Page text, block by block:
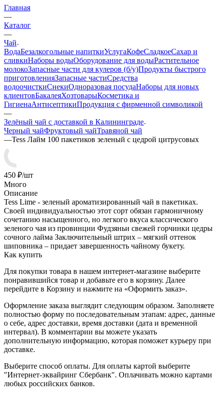
Главная
—
Каталог
—
Чай
ВодаБезалкогольные напиткиУслугаКофеСладкоеСахар и
сливкиНаборы водыОборудование для водыРастительное
молокоЗапасные части для кулеров (б/у)Продукты быстрого
приготовленияЗапасные частиСредства
водоочисткиСнекиОдноразовая посудаНаборы для новых
клиентовБакалеяХозтоварыКосметика и
ГигиенаАнтисептикиПродукция с фирменной символикой
—
Зелёный чай с доставкой в Калининграде
Черный чайФруктовый чайТравяной чай
—Tess Лайм 100 пакетиков зеленый с цедрой цитрусовых
450 ₽/шт
Много
Описание
Tess Lime - зеленый ароматизированный чай в пакетиках.
Своей индивидуальностью этот сорт обязан гармоничному
сочетанию насыщенного, но легкого вкуса классического
зеленого чая из провинции Фудзяньи свежей горчинки цедры
сочного лайма Заключительный штрих – мягкий оттенок
шиповника – придает завершенность чайному букету.
Как купить
Для покупки товара в нашем интернет-магазине выберите
понравившийся товар и добавьте его в корзину. Далее
перейдите в Корзину и нажмите на «Оформить заказ».
Оформление заказа выглядит следующим образом. Заполняете
полностью форму по последовательным этапам: адрес, данные
о себе, адрес доставки, время доставки (дата и временной
интервал). В комментарии вы можете указать
дополнительную информацию, которая поможет курьеру при
доставке.
Выберите способ оплаты. Для оплаты картой выберите
"Интернет-эквайринг Сбербанк". Оплачивать можно картами
любых российских банков.